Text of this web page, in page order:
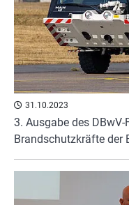
31.10.2023
3. Ausgabe des
Brandschutzkräfte der